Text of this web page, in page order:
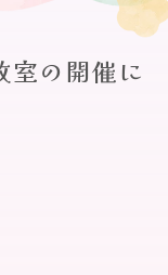
室の開催に